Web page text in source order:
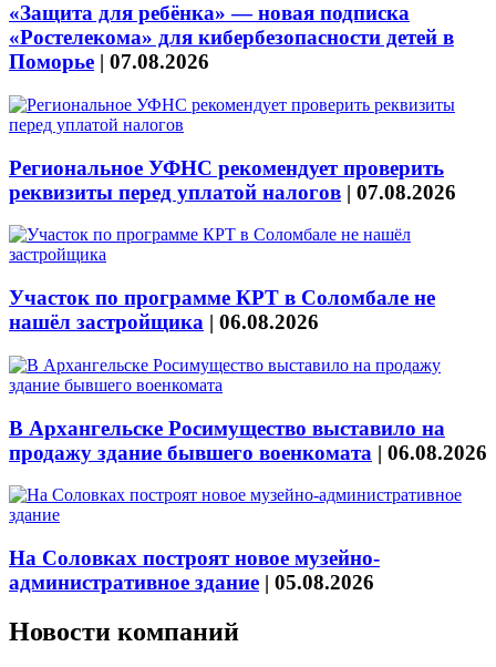
«Защита для ребёнка» — новая подписка
«Ростелекома» для кибербезопасности детей в
Поморье | 07.08.2026
Региональное УФНС рекомендует проверить
реквизиты перед уплатой налогов | 07.08.2026
Участок по программе КРТ в Соломбале не
нашёл застройщика | 06.08.2026
В Архангельске Росимущество выставило на
продажу здание бывшего военкомата | 06.08.2026
На Соловках построят новое музейно-
административное здание | 05.08.2026
Новости компаний